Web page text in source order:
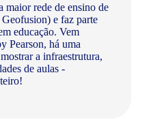
maior rede de ensino de
e faz parte
educação. Vem
Pearson, há uma
a infraestrutura,
de aulas -